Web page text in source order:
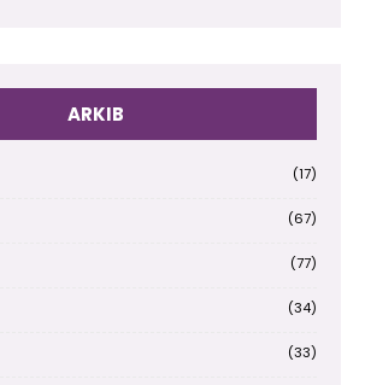
ARKIB
(17)
(67)
(77)
(34)
(33)